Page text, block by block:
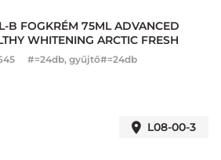
B FOGKRÉM 75ML ADVANCED
WHITENING ARCTIC FRESH
#=24db, gyűjtő#=24db
L08-00-3